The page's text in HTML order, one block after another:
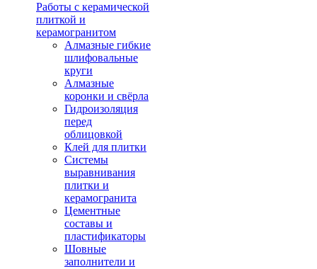
Работы с керамической
плиткой и
керамогранитом
Алмазные гибкие
шлифовальные
круги
Алмазные
коронки и свёрла
Гидроизоляция
перед
облицовкой
Клей для плитки
Системы
выравнивания
плитки и
керамогранита
Цементные
составы и
пластификаторы
Шовные
заполнители и